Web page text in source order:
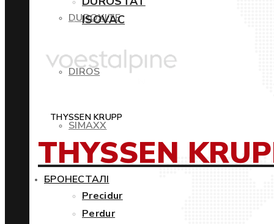
DUROXITE
DIROS
SIMAXX
БРОНЕСТАЛІ
ISOVAC
THYSSEN KRUPP
THYSSEN
Precidur
Perdur